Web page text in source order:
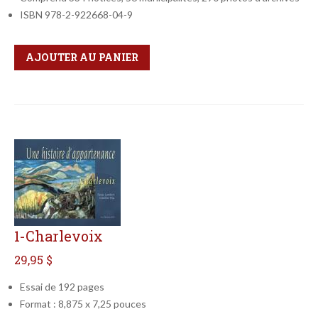
ISBN 978-2-922668-04-9
Qté
Format
AJOUTER AU PANIER
1-Charlevoix
29,95 $
Essai de 192 pages
Format : 8,875 x 7,25 pouces